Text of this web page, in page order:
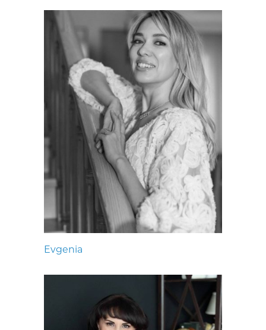
Evgenia